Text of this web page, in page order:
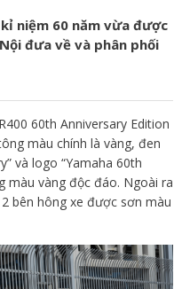
kỉ niệm 60 năm vừa được
đưa về và phân phối
60th Anniversary Edition
màu chính là vàng, đen
và logo “Yamaha 60th
màu vàng độc đáo. Ngoài ra
bên hông xe được sơn màu